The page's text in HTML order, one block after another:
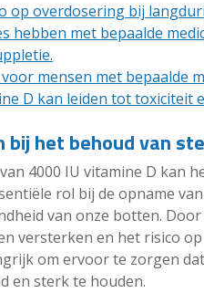
op overdosering bij
hebben met bepaalde
mensen met bepaalde
D kan leiden tot toxiciteit
bij het behoud van
4000 IU vitamine D kan
rol bij de opname
van onze botten.
versterken en het risico
om ervoor te zorgen
en sterk te houden.